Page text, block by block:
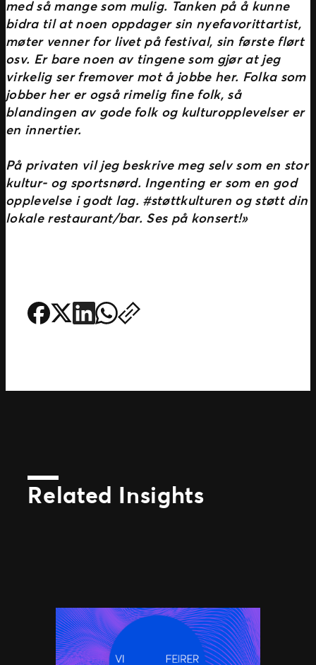
med så mange som mulig. Tanken på å kunne
bidra til at noen oppdager sin nyefavorittartist,
møter venner for livet på festival, sin første flørt
osv. Er bare noen av tingene som gjør at jeg
virkelig ser fremover mot å jobbe her. Folka som
jobber her er også rimelig fine folk, så
blandingen av gode folk og kulturopplevelser er
en innertier.
På privaten vil jeg beskrive meg selv som en stor
kultur- og sportsnørd. Ingenting er som en god
opplevelse i godt lag. #støttkulturen og støtt din
lokale restaurant/bar. Ses på konsert!»
Related Insights